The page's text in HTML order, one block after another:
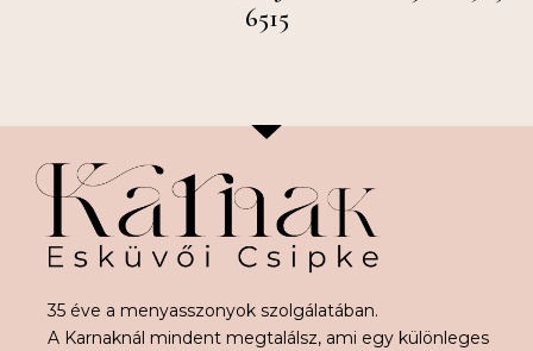
6515
35 éve a menyasszonyok szolgálatában.
A Karnaknál mindent megtalálsz, ami egy különleges